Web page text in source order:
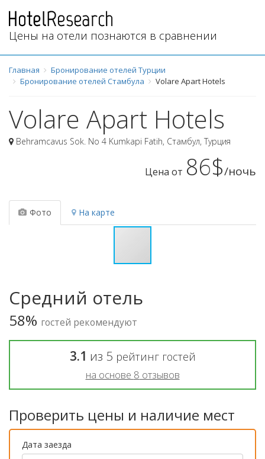
Цены на отели познаются в сравнении
Главная
Бронирование отелей Турции
Бронирование отелей Стамбула
Volare Apart Hotels
Volare Apart Hotels
Behramcavus Sok. No 4 Kumkapi Fatih, Стамбул, Турция
Цена от 86$/ночь
Фото На карте
Средний отель
58% гостей рекомендуют
3.1 из 5 рейтинг гостей
на основе 8 отзывов
Проверить цены и наличие мест
Дата заезда